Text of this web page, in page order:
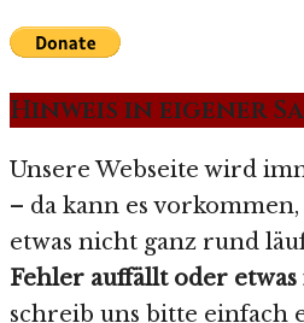
Hinweis in eigener
Unsere Webseite wird
– da kann es
etwas nicht ganz rund
Fehler auffällt oder
schreib uns bitte einfach